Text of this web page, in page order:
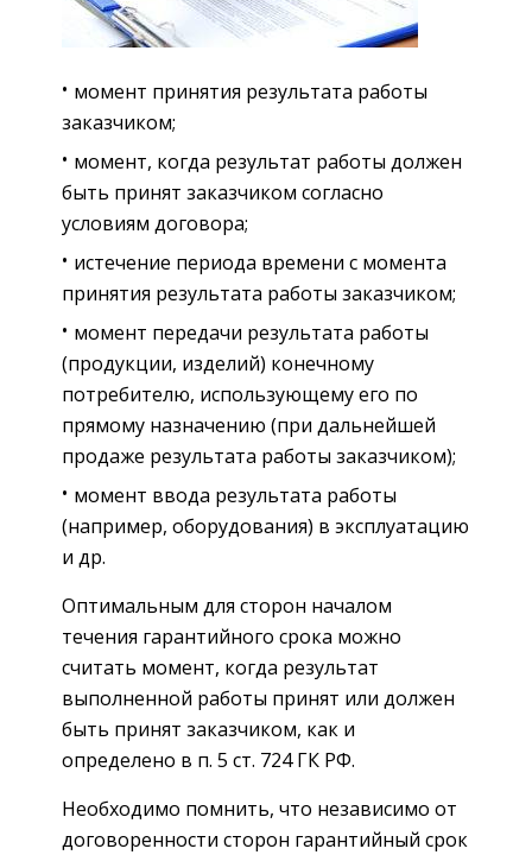
момент принятия результата работы
заказчиком;
момент, когда результат работы должен
быть принят заказчиком согласно
условиям договора;
истечение периода времени с момента
принятия результата работы заказчиком;
момент передачи результата работы
(продукции, изделий) конечному
потребителю, использующему его по
прямому назначению (при дальнейшей
продаже результата работы заказчиком);
момент ввода результата работы
(например, оборудования) в эксплуатацию
и др.
Оптимальным для сторон началом
течения гарантийного срока можно
считать момент, когда результат
выполненной работы принят или должен
быть принят заказчиком, как и
определено в п. 5 ст. 724 ГК РФ.
Необходимо помнить, что независимо от
договоренности сторон гарантийный срок